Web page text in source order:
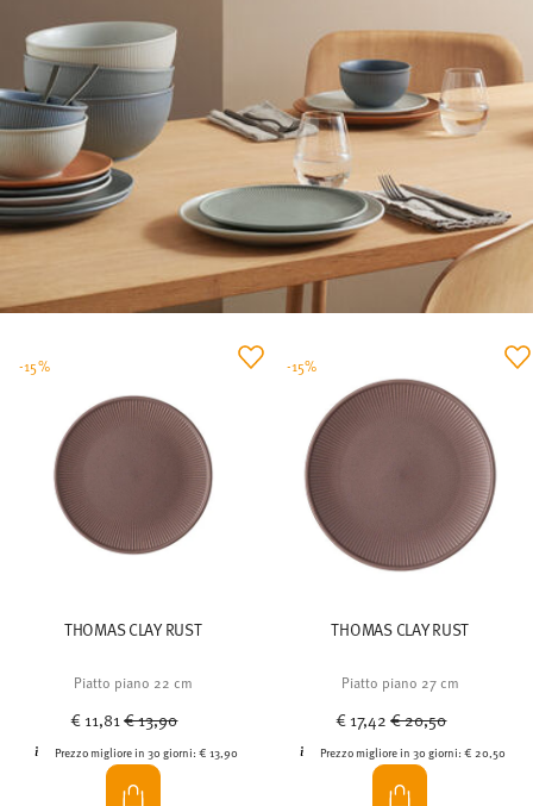
THOMAS CLAY RUST
Piatto piano 22 cm
€ 11,81Price reduced from
€ 13,90
Prezzo migliore in 30 giorni: € 13,90
-15%
THOMAS CLAY RUST
Piatto piano 27 cm
€ 17,42Price reduced from
€ 20,50
Prezzo migliore in 30 giorni:€ 20,50
-15%